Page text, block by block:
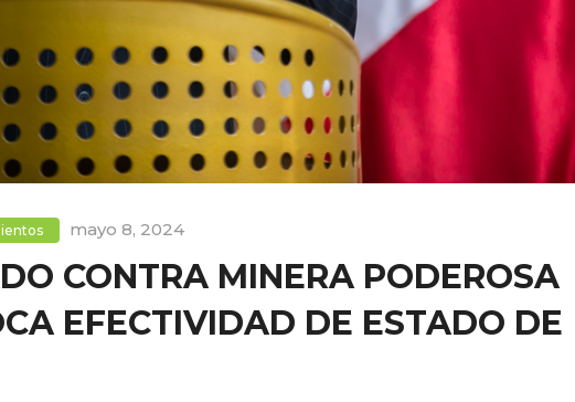
mayo 8, 2024
CONTRA MINERA PODEROSA
EFECTIVIDAD DE ESTADO DE